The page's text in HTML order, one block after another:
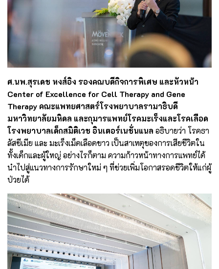
ศ.นพ.สุรเดช หงส์อิง รองคณบดีกิจการพิเศษ และหัวหน้า
Center of Excellence for Cell Therapy and Gene
Therapy คณะแพทยศาสตร์โรงพยาบาลรามาธิบดี
มหาวิทยาลัยมหิดล และกุมารแพทย์โรคมะเร็งและโรคเลือด
โรงพยาบาลเด็กสมิติเวช อินเตอร์เนชั่นแนล อธิบายว่า โรคธา
ลัสซีเมีย และ มะเร็งเม็ดเลือดขาว เป็นสาเหตุของการเสียชีวิตใน
ทั้งเด็กและผู้ใหญ่ อย่างไรก็ตาม ความก้าวหน้าทางการแพทย์ได้
นำไปสู่แนวทางการรักษาใหม่ ๆ ที่ช่วยเพิ่มโอกาสรอดชีวิตให้แก่ผู้
ป่วยได้